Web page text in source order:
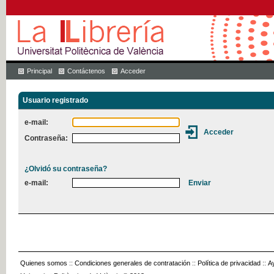
Principal Contáctenos Acceder
Usuario registrado
e-mail:
Contraseña:
¿Olvidó su contraseña?
e-mail:
Quienes somos :: Condiciones generales de contratación :: Política de privacidad ::